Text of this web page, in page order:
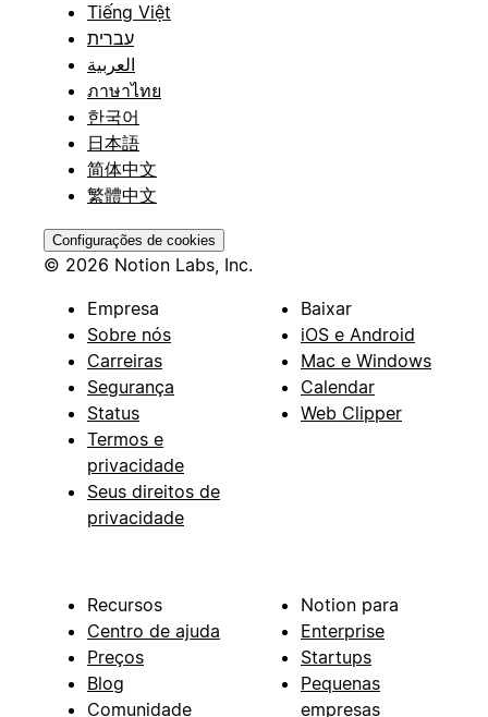
Tiếng Việt
עברית
العربية
ภาษาไทย
한국어
日本語
简体中文
繁體中文
Configurações de cookies
© 2026 Notion Labs, Inc.
Empresa
Sobre nós
Carreiras
Segurança
Status
Termos e
privacidade
Seus direitos de
privacidade
Baixar
iOS e Android
Mac e Windows
Calendar
Web Clipper
Recursos
Centro de ajuda
Preços
Blog
Comunidade
Notion para
Enterprise
Startups
Pequenas
empresas